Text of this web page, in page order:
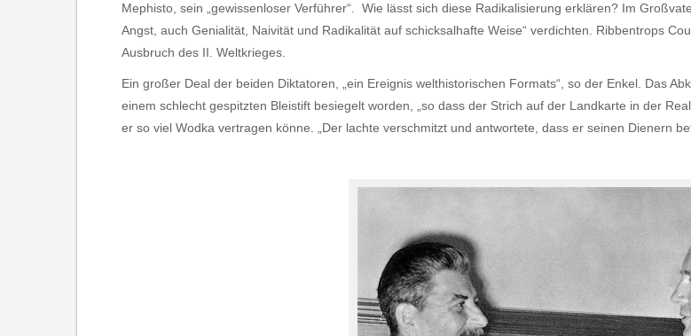
Mephisto, sein „gewissenloser Verführer“. Wie lässt sich diese Radikalisierung erklären? Im
Angst, auch Genialität, Naivität und Radikalität auf schicksalhafte Weise“ verdichten. Ribbentrops
Ausbruch des II. Weltkrieges.
Ein großer Deal der beiden Diktatoren, „ein Ereignis welthistorischen Formats“, so der Enkel. Das
einem schlecht gespitzten Bleistift besiegelt worden, „so dass der Strich auf der Landkarte in der
er so viel Wodka vertragen könne. „Der lachte verschmitzt und antwortete, dass er seinen Dienern